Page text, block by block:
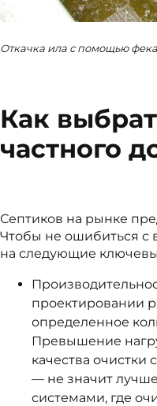
Откачка ила с помощью
Как
частного
Септиков на рынке
Чтобы не ошибиться с
на следующие
проектировании
определенное
Превышение
качества очистки
— не значит
системами, где